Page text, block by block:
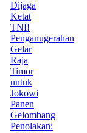
Dijaga
Ketat
TNI!
Penganugerahan
Gelar
Raja
Timor
untuk
Jokowi
Panen
Gelombang
Penolakan: